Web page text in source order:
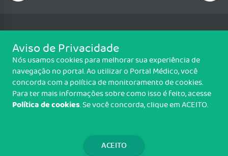
Telefone: (92) 3656 0531, (92) 3656 0532, (92) 3656
0536
Av. Senador Raimundo Parente, 6, Pça. Walter Góes, Alvorada,
Manaus/AM - CEP: 69048-662
CNPJ : 14.189.955/0001-43 - Funcionamento de 08:00 às 17:00 horas
Copyright CREMAM. Todos os direitos reservados.
Aviso de Privacidade
Nós usamos cookies para melhorar sua experiência de
navegação no portal. Ao utilizar o Portal Médico, você
concorda com a política de monitoramento de cookies.
Para ter mais informações sobre como isso é feito, acesse
Política de cookies. Se você concorda, clique em ACEITO.
ACEITO